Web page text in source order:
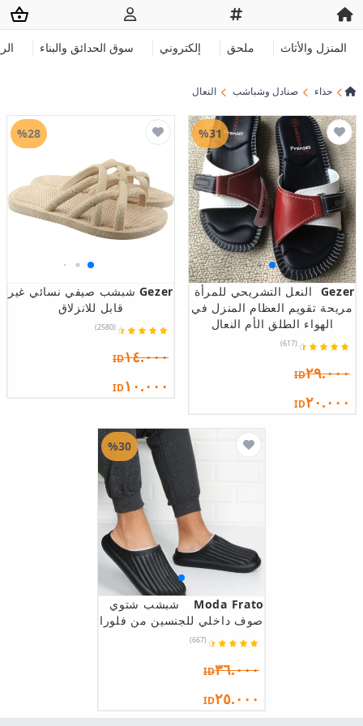
المنزل والأثاث ملحق إلكتروني سوق الحدائق والبناء
حذاء صنادل وشباشب النعال
Gezer
النعل التشريحي للمرأة
مريحة تقويم العظام المنزل في
الهواء الطلق الأم النعال
(617)
ID٢٩.٠٠٠
ID٢٠.٠٠٠
%31
Gezer شبشب صيفي نسائي غير
قابل للانزلاق
(2580)
ID١٤.٠٠٠
ID١٠.٠٠٠
%28
Moda Frato
شبشب شتوي
صوف داخلي للجنسين من فلورا
(667)
ID٣٦.٠٠٠
ID٢٥.٠٠٠
%30